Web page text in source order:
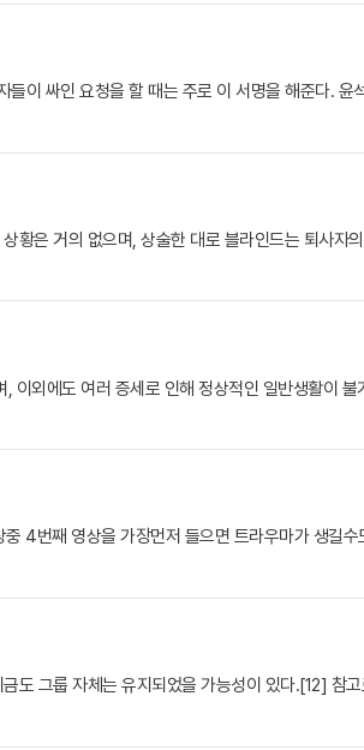
이 싸인 요청을 할 때는 주로 이 서명을 해준다.
황은 거의 없으며, 상술한 대로 블라인드는 퇴사
외에도 여러 증세로 인해 정상적인 일반생활이
4번째 영상을 가장먼저 들으면 트라우마가 생
도 그룹 자체는 유지되었을 가능성이 있다.[12]